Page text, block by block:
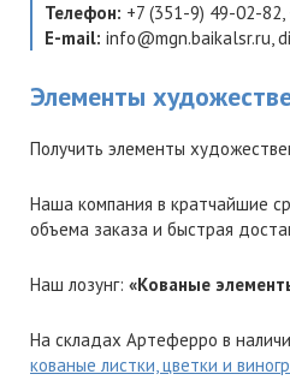
Телефон: +7 (351-9) 49-02-82,
E-mail: info@mgn.baikalsr.ru,
Элементы
Получить элементы
Наша компания в кратчайшие
объема заказа и быстрая
Наш лозунг: «Кованые
На складах Артеферро в
кованые листки, цветки и